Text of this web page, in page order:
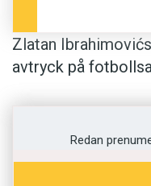
Zlatan
avtryck på
tidigare vad som
Bilprovningens
Redan